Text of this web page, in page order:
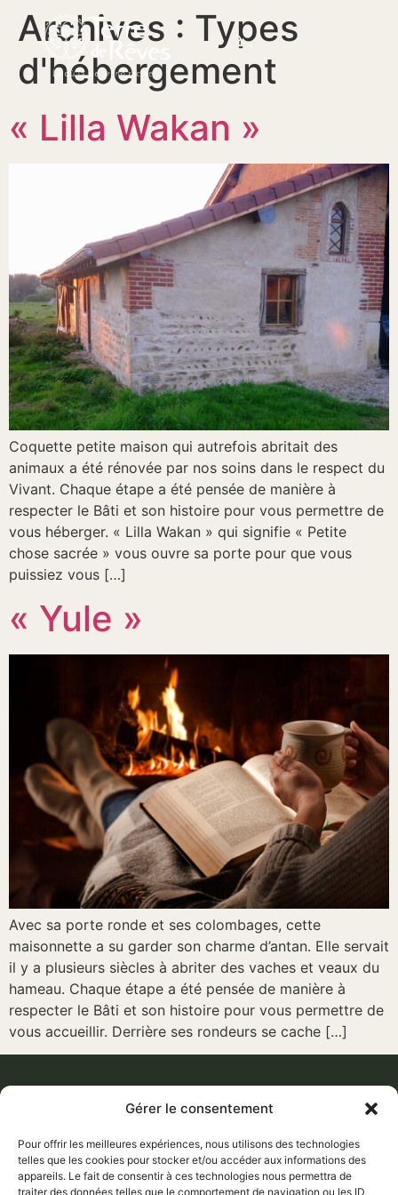
Gérer le consentement
Pour offrir les meilleures expériences, nous utilisons des technologies
telles que les cookies pour stocker et/ou accéder aux informations des
appareils. Le fait de consentir à ces technologies nous permettra de
traiter des données telles que le comportement de navigation ou les ID
Archives : Types
d'hébergement
« Lilla Wakan »
Coquette petite maison qui autrefois abritait des
animaux a été rénovée par nos soins dans le respect du
Vivant. Chaque étape a été pensée de manière à
respecter le Bâti et son histoire pour vous permettre de
vous héberger. « Lilla Wakan » qui signifie « Petite
chose sacrée » vous ouvre sa porte pour que vous
puissiez vous […]
« Yule »
Avec sa porte ronde et ses colombages, cette
maisonnette a su garder son charme d’antan. Elle servait
il y a plusieurs siècles à abriter des vaches et veaux du
hameau. Chaque étape a été pensée de manière à
respecter le Bâti et son histoire pour vous permettre de
vous accueillir. Derrière ses rondeurs se cache […]
ACCUEIL
SOUTENIR
CONTACT
NOTRE FERME
REFUGE
APPRENDRE
47 58
33